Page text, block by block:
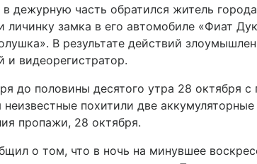
дежурную часть обратился житель
личинку замка в его автомобиле «Фиат
В результате действий
и видеорегистратор.
до половины десятого утра 28 октября с
похитили две аккумуляторные
пропажи, 28 октября.
о том, что в ночь на минувшее